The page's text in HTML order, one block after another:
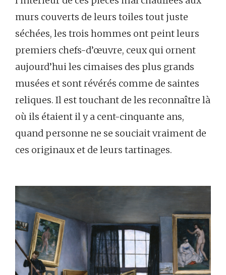
murs couverts de leurs toiles tout juste
séchées, les trois hommes ont peint leurs
premiers chefs-d’œuvre, ceux qui ornent
aujourd’hui les cimaises des plus grands
musées et sont révérés comme de saintes
reliques. Il est touchant de les reconnaître là
où ils étaient il y a cent-cinquante ans,
quand personne ne se souciait vraiment de
ces originaux et de leurs tartinages.